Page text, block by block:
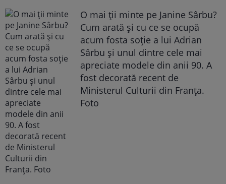
O mai ții minte pe Janine Sârbu?
Cum arată și cu ce se ocupă
acum fosta soție a lui Adrian
Sârbu și unul dintre cele mai
apreciate modele din anii 90. A
fost decorată recent de
Ministerul Culturii din Franța.
Foto